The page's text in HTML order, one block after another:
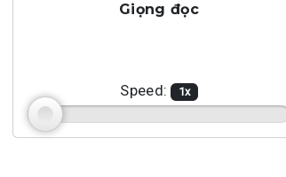
Giọng đọc
Speed: 1x